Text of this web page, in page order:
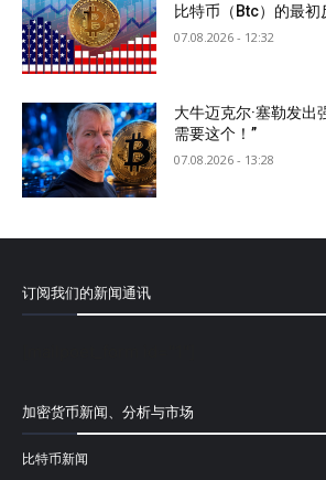
比特币（Btc）的最初
07.08.2026 - 12:32
大牛迈克尔·塞勒发出
需要这个！”
07.08.2026 - 13:28
订阅我们的新闻通讯
加密货币新闻、分析与市场
比特币新闻